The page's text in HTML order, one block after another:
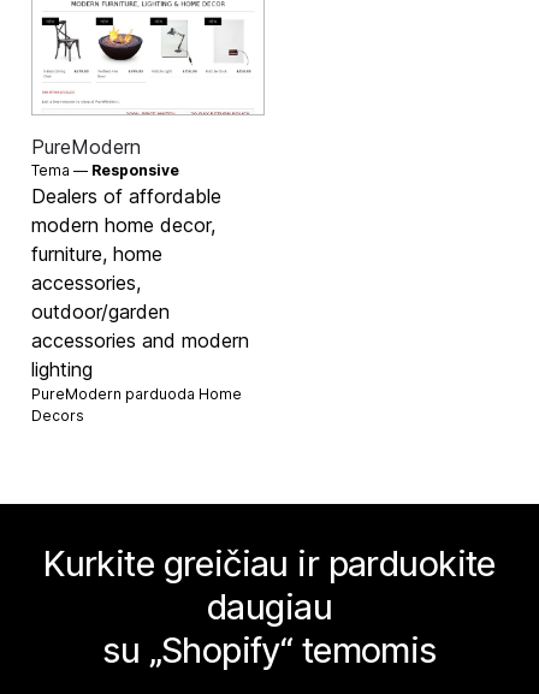
PureModern
Tema — Responsive
Dealers of affordable
modern home decor,
furniture, home
accessories,
outdoor/garden
accessories and modern
lighting
PureModern parduoda Home
Decors
Kurkite greičiau ir parduokite
daugiau
su „Shopify“ temomis